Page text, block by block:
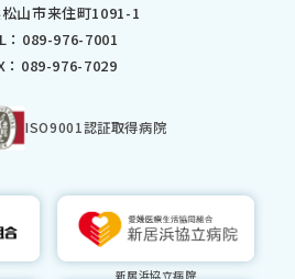
山市来住町1091-1
089-976-7001
：089-976-7029
ISO9001認証取得病院
新居浜協立病院